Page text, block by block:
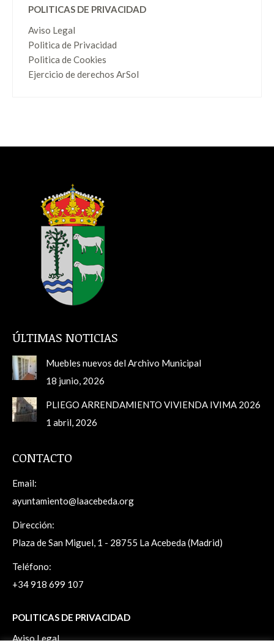
POLITICAS DE PRIVACIDAD
Aviso Legal
Politica de Privacidad
Politica de Cookies
Ejercicio de derechos ArSol
ÚLTIMAS NOTICIAS
Muebles nuevos del Archivo Municipal
18 junio, 2026
PLIEGO ARRENDAMIENTO VIVIENDA IVIMA 2026
1 abril, 2026
CONTACTO
Email:
ayuntamiento@laacebeda.org
Dirección:
Plaza de San Miguel, 1 - 28755 La Acebeda (Madrid)
Teléfono:
+34 918 699 107
POLITICAS DE PRIVACIDAD
Aviso Legal